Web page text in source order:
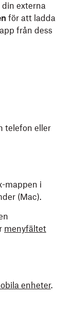
externa
för att ladda
från dess
telefon eller
mappen i
(Mac).
menyfältet
enheter.